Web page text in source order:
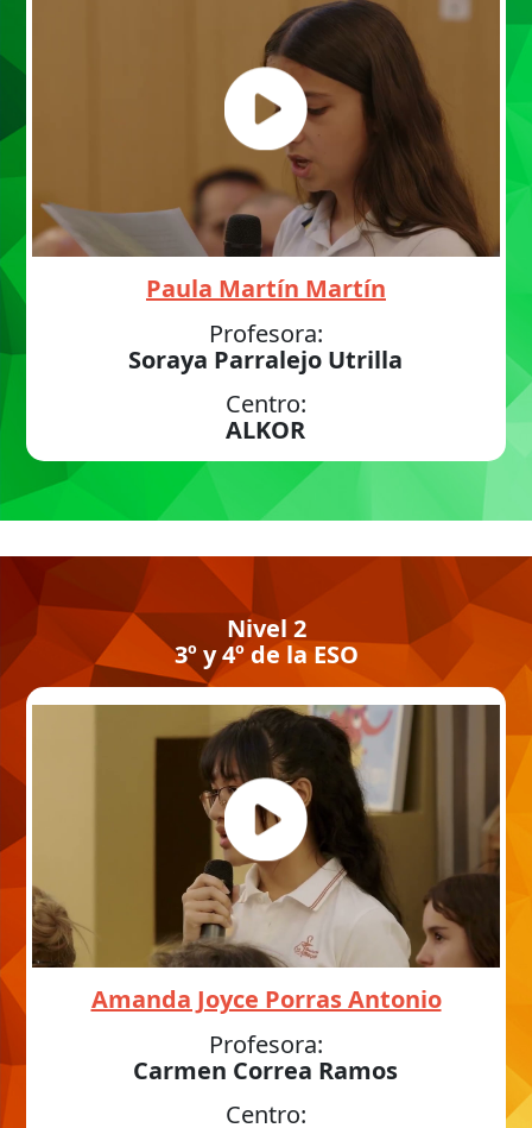
Paula Martín Martín
Profesora:
Soraya Parralejo Utrilla
Centro:
ALKOR
Nivel 2
3º y 4º de la ESO
Amanda Joyce Porras Antonio
Profesora:
Carmen Correa Ramos
Centro: